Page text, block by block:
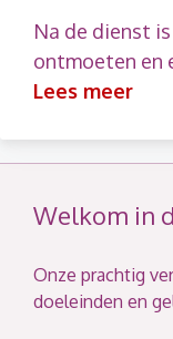
Na de dienst
ontmoeten en
Lees meer
Welkom in
Onze prachtig
doeleinden en